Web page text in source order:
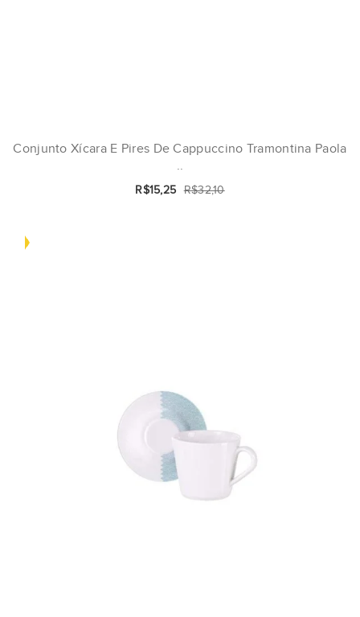
Conjunto Xícara E Pires De Cappuccino Tramontina Paola
..
R$15,25 R$32,10